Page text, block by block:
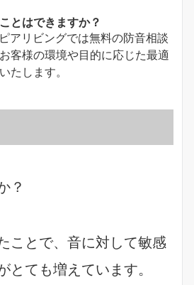
とはできますか？
アリビングでは無料の防音相談
客様の環境や目的に応じた最適
たします。
？
ことで、音に対して敏感
とても増えています。